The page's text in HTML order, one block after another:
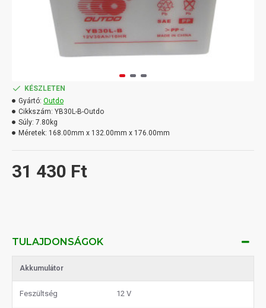
31 430 Ft
KÉSZLETEN
Gyártó: Outdo
Cikkszám: YB30L-B-Outdo
Súly: 7.80kg
Méretek: 168.00mm x 132.00mm x 176.00mm
TULAJDONSÁGOK
Akkumulátor
Feszültség 12 V